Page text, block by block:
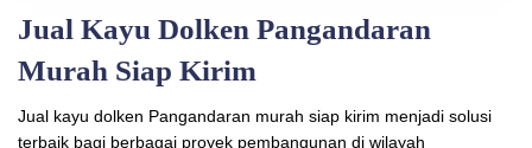
Jual Kayu Dolken Pangandaran
Murah Siap Kirim
Jual kayu dolken Pangandaran murah siap kirim menjadi solusi
terbaik bagi berbagai proyek pembangunan di wilayah